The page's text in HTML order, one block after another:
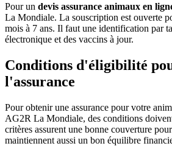
Pour un devis assurance animaux en
La Mondiale. La souscription est ouverte
mois à 7 ans. Il faut une identification par
électronique et des vaccins à jour.
Conditions d'éligibilité
l'assurance
Pour obtenir une assurance pour votre
AG2R La Mondiale, des conditions
critères assurent une bonne couverture
maintiennent aussi un bon équilibre